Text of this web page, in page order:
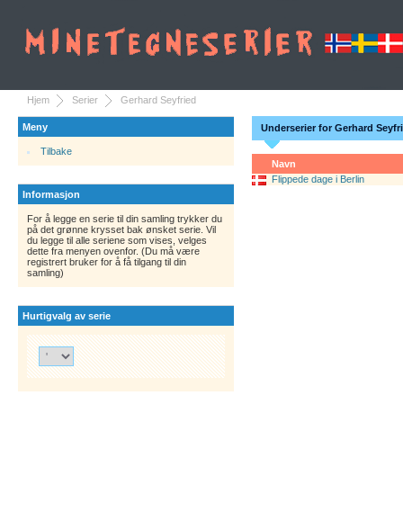
Hjem Serier Gerhard Seyfried
Meny
Tilbake
Informasjon
For å legge en serie til din samling trykker du
på det grønne krysset bak ønsket serie. Vil
du legge til alle seriene som vises, velges
dette fra menyen ovenfor. (Du må være
registrert bruker for å få tilgang til din
samling)
Hurtigvalg av serie
Underserier for Gerhard
Navn
Flippede dage i Berlin